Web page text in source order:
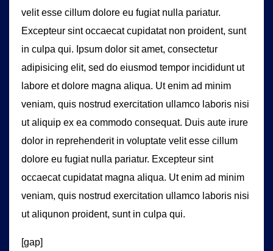
velit esse cillum dolore eu fugiat nulla pariatur.
Excepteur sint occaecat cupidatat non proident, sunt
in culpa qui. Ipsum dolor sit amet, consectetur
adipisicing elit, sed do eiusmod tempor incididunt ut
labore et dolore magna aliqua. Ut enim ad minim
veniam, quis nostrud exercitation ullamco laboris nisi
ut aliquip ex ea commodo consequat. Duis aute irure
dolor in reprehenderit in voluptate velit esse cillum
dolore eu fugiat nulla pariatur. Excepteur sint
occaecat cupidatat magna aliqua. Ut enim ad minim
veniam, quis nostrud exercitation ullamco laboris nisi
ut aliqunon proident, sunt in culpa qui.
[gap]